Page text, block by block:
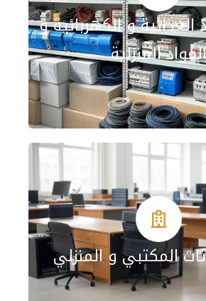
الغذائية و الكهربائية و
المواد المنزلية
المكتبي و المنزلي